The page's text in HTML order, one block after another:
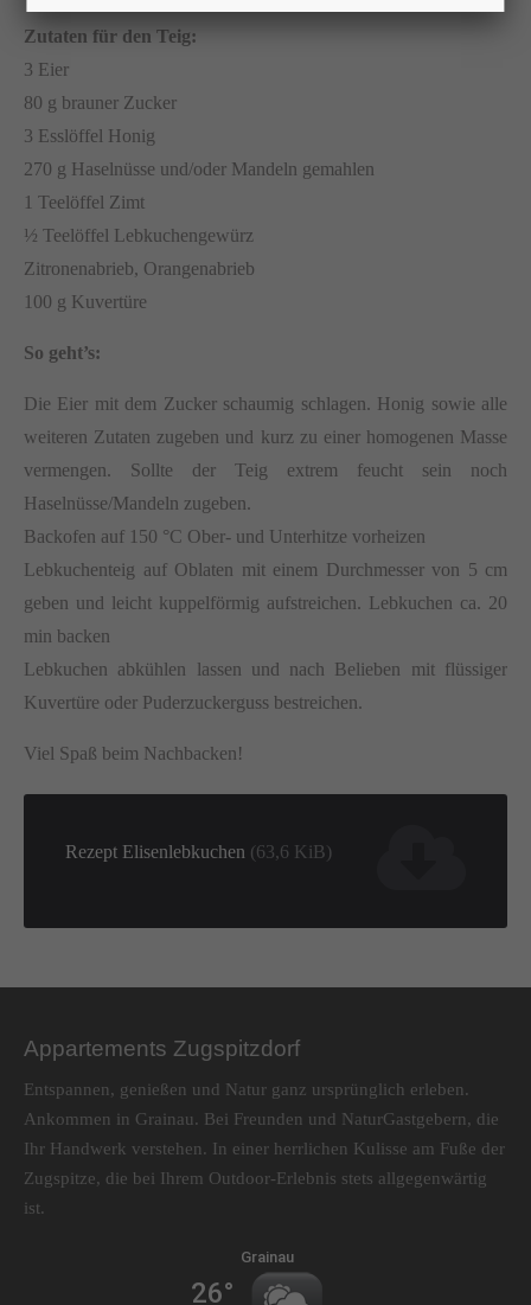
Zutaten für den Teig:
3 Eier
80 g brauner Zucker
3 Esslöffel Honig
270 g Haselnüsse und/oder Mandeln gemahlen
1 Teelöffel Zimt
½ Teelöffel Lebkuchengewürz
Zitronenabrieb, Orangenabrieb
100 g Kuvertüre
So geht’s:
Die Eier mit dem Zucker schaumig schlagen. Honig sowie alle
weiteren Zutaten zugeben und kurz zu einer homogenen Masse
vermengen. Sollte der Teig extrem feucht sein noch
Haselnüsse/Mandeln zugeben.
Backofen auf 150 °C Ober- und Unterhitze vorheizen
Lebkuchenteig auf Oblaten mit einem Durchmesser von 5 cm
geben und leicht kuppelförmig aufstreichen. Lebkuchen ca. 20
min backen
Lebkuchen abkühlen lassen und nach Belieben mit flüssiger
Kuvertüre oder Puderzuckerguss bestreichen.
Viel Spaß beim Nachbacken!
Rezept Elisenlebkuchen (63,6 KiB)
Appartements Zugspitzdorf
Entspannen, genießen und Natur ganz ursprünglich erleben.
Ankommen in Grainau. Bei Freunden und NaturGastgebern, die
Ihr Handwerk verstehen. In einer herrlichen Kulisse am Fuße der
Zugspitze, die bei Ihrem Outdoor-Erlebnis stets allgegenwärtig
ist.